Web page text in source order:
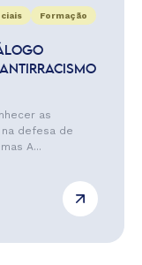
Formação
as
defesa de
A...